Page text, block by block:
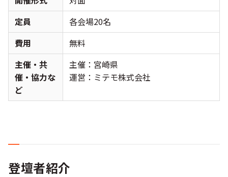
定員
各会場20名
費用
無料
主催・共
催・協力な
ど
主催：宮崎県
運営：ミテモ株式会社
登壇者紹介